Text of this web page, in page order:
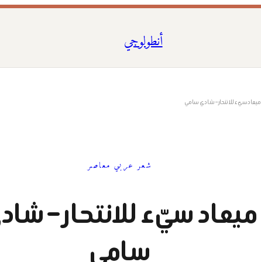
أنطولوجي
ميعاد سيّء للانتحار – شادي سامي
شعر عربي معاصر
ميعاد سيّء للانتحار –
سامي